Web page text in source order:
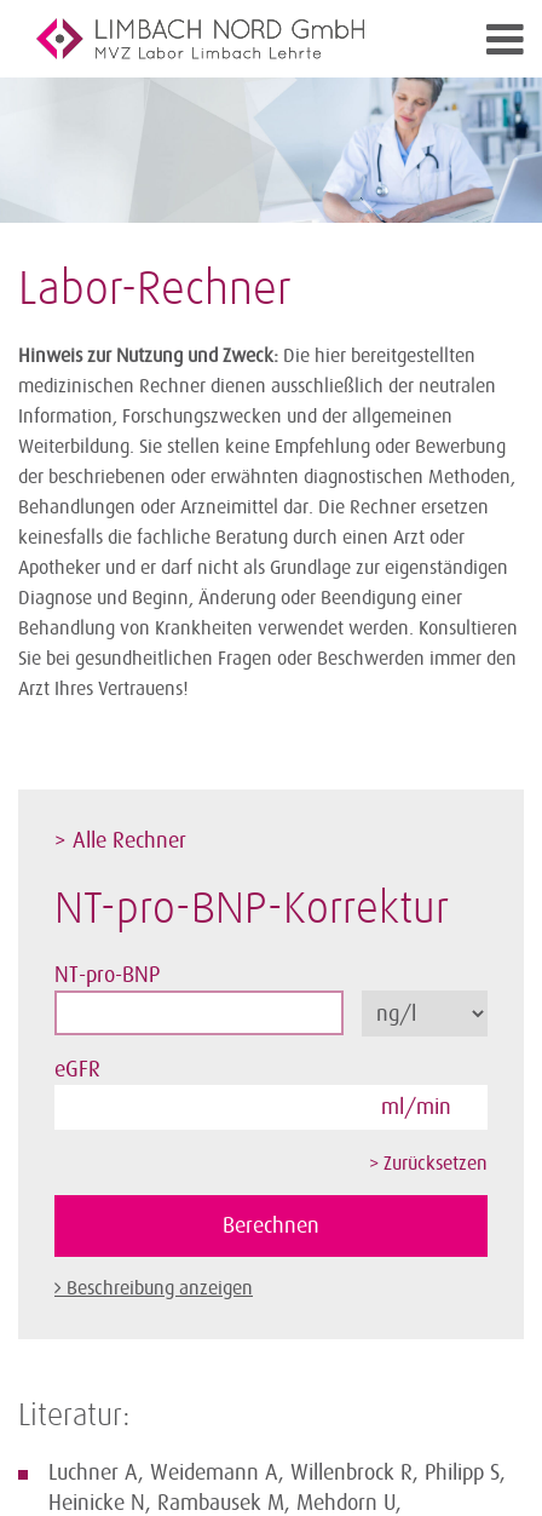
Labor-Rechner
Hinweis zur Nutzung und Zweck: Die hier bereitgestellten
medizinischen Rechner dienen ausschließlich der neutralen
Information, Forschungszwecken und der allgemeinen
Weiterbildung. Sie stellen keine Empfehlung oder Bewerbung
der beschriebenen oder erwähnten diagnostischen Methoden,
Behandlungen oder Arzneimittel dar. Die Rechner ersetzen
keinesfalls die fachliche Beratung durch einen Arzt oder
Apotheker und er darf nicht als Grundlage zur eigenständigen
Diagnose und Beginn, Änderung oder Beendigung einer
Behandlung von Krankheiten verwendet werden. Konsultieren
Sie bei gesundheitlichen Fragen oder Beschwerden immer den
Arzt Ihres Vertrauens!
> Alle Rechner
NT-pro-BNP-Korrektur
NT-pro-BNP
eGFR
ml/min
Beschreibung anzeigen
Literatur:
Luchner A, Weidemann A, Willenbrock R, Philipp S,
Heinicke N, Rambausek M, Mehdorn U,